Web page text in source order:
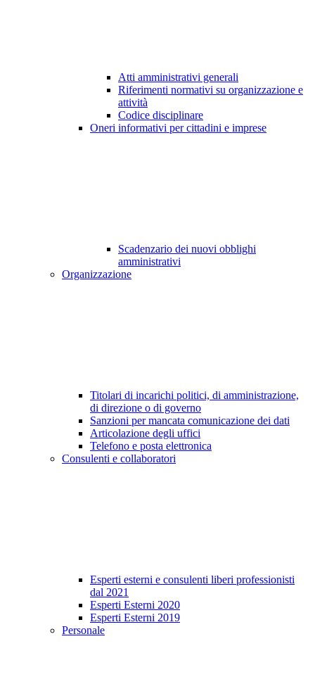
Atti amministrativi generali
Riferimenti normativi su organizzazione e
attività
Codice disciplinare
Oneri informativi per cittadini e imprese
Scadenzario dei nuovi obblighi
amministrativi
Organizzazione
Titolari di incarichi politici, di amministrazione,
di direzione o di governo
Sanzioni per mancata comunicazione dei dati
Articolazione degli uffici
Telefono e posta elettronica
Consulenti e collaboratori
Esperti esterni e consulenti liberi professionisti
dal 2021
Esperti Esterni 2020
Esperti Esterni 2019
Personale